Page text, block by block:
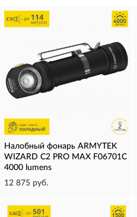
Налобный фонарь ARMYTEK
WIZARD C2 PRO MAX F06701C
4000 lumens
12 875 руб.